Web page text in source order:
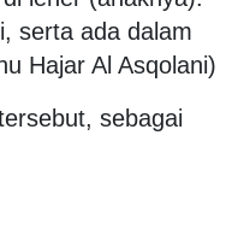
serta ada dalam
Hajar Al Asqolani)
sebagai